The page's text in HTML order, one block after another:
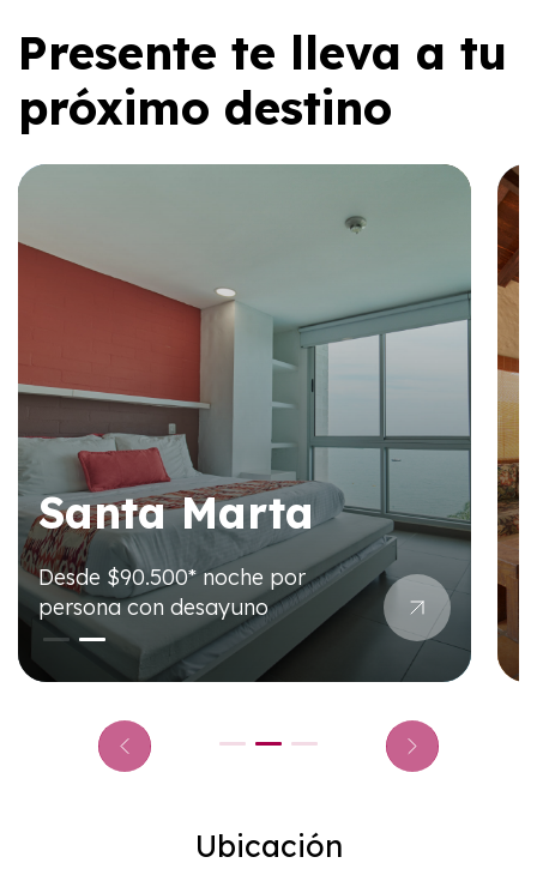
Presente te lleva a tu
próximo destino
Santa Marta
Desde $90.500* noche por
persona con desayuno
Ubicación